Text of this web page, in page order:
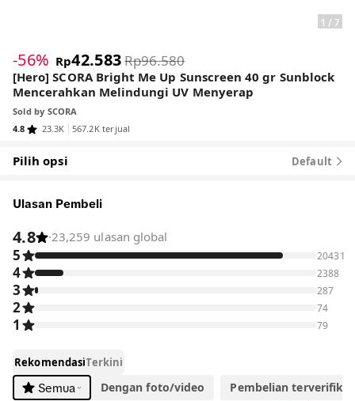
1 / 7
-56% Rp42.583Rp96.580
[Hero] SCORA Bright Me Up Sunscreen 40 gr Sunblock
Mencerahkan Melindungi UV Menyerap
Sold bySCORA
4.8
23.3K 567.2K terjual
Pilih opsi Default
Ulasan Pembeli
4.8 ·23,259 ulasan global
5 20431
4 2388
3 287
2 74
1 79
RekomendasiTerkini
Semua
Dengan foto/video Pembelian terverifikasi